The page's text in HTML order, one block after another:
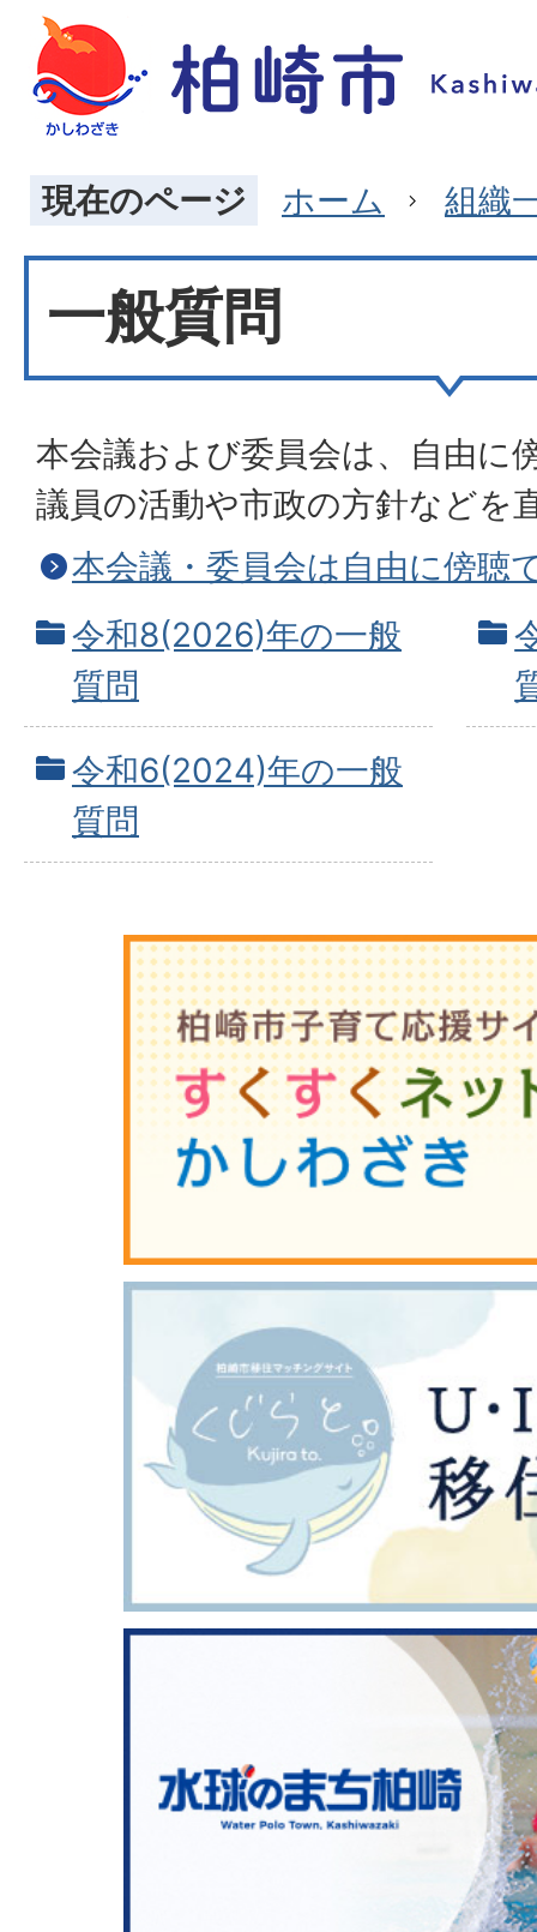
現在のページ ホーム 組織
一般質問
本会議および委員会は、自由に
議員の活動や市政の方針などを
本会議・委員会は自由に傍聴
令和8(2026)年の一般
質問
令和6(2024)年の一般
質問